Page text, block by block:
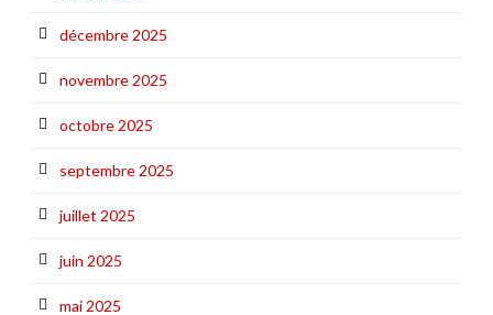
décembre 2025
novembre 2025
octobre 2025
septembre 2025
juillet 2025
juin 2025
mai 2025